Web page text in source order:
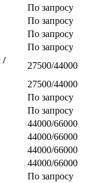
По запросу
По запросу
По запросу
По запросу
/
27500/44000
27500/44000
По запросу
По запросу
44000/66000
44000/66000
44000/66000
44000/66000
По запросу